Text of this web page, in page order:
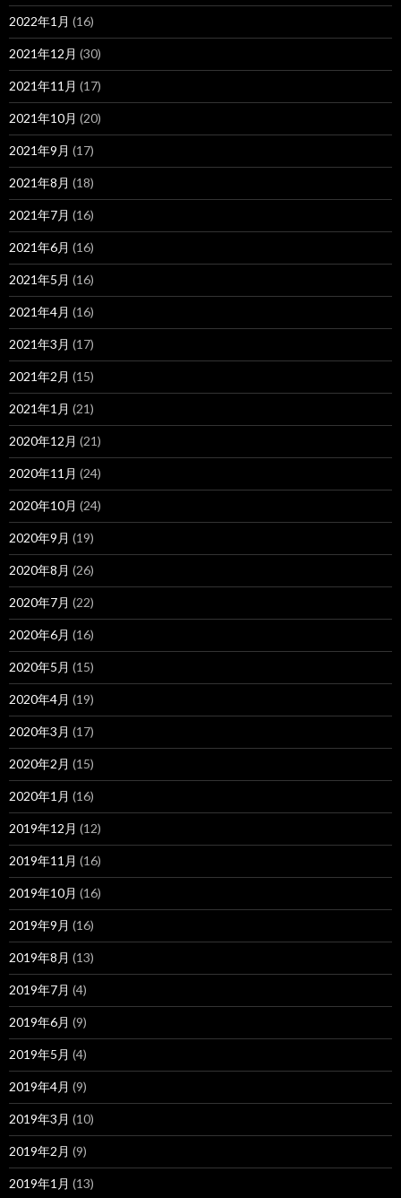
2022年1月 (16)
2021年12月 (30)
2021年11月 (17)
2021年10月 (20)
2021年9月 (17)
2021年8月 (18)
2021年7月 (16)
2021年6月 (16)
2021年5月 (16)
2021年4月 (16)
2021年3月 (17)
2021年2月 (15)
2021年1月 (21)
2020年12月 (21)
2020年11月 (24)
2020年10月 (24)
2020年9月 (19)
2020年8月 (26)
2020年7月 (22)
2020年6月 (16)
2020年5月 (15)
2020年4月 (19)
2020年3月 (17)
2020年2月 (15)
2020年1月 (16)
2019年12月 (12)
2019年11月 (16)
2019年10月 (16)
2019年9月 (16)
2019年8月 (13)
2019年7月 (4)
2019年6月 (9)
2019年5月 (4)
2019年4月 (9)
2019年3月 (10)
2019年2月 (9)
2019年1月 (13)